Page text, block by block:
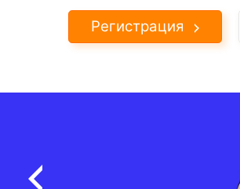
Регистрация